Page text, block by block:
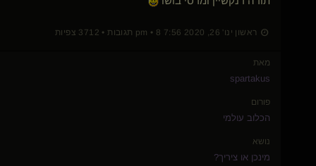
ראשון ינו' 26, 2020 7:56 pm • 8 תגובות • 3712 צפיות
מאת
spartakus
פורום
הכלוב עולמי
נושא
מינכן או ציריך?